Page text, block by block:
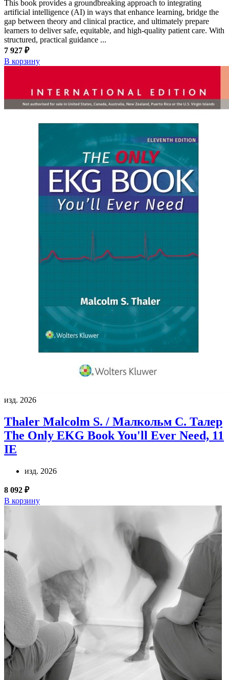
This book provides a groundbreaking approach to integrating
artificial intelligence (AI) in ways that enhance learning, bridge the
gap between theory and clinical practice, and ultimately prepare
learners to deliver safe, equitable, and high-quality patient care. With
structured, practical guidance ...
7 927 ₽
В корзину
изд. 2026
Thaler Malcolm S. / Малкольм С. Талер
The Only EKG Book You'll Ever Need, 11
IE
изд. 2026
8 092 ₽
В корзину